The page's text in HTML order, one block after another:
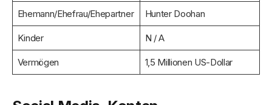
Ehemann/Ehefrau/Ehepartner Hunter Doohan
Kinder N / A
Vermögen 1,5 Millionen US-Dollar